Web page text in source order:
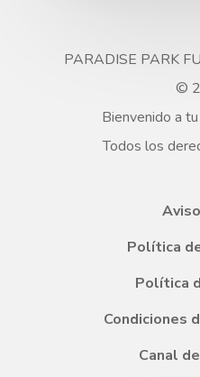
PARADISE PARK
©
Bienvenido a
Todos los
Política
Política
Condiciones
Canal